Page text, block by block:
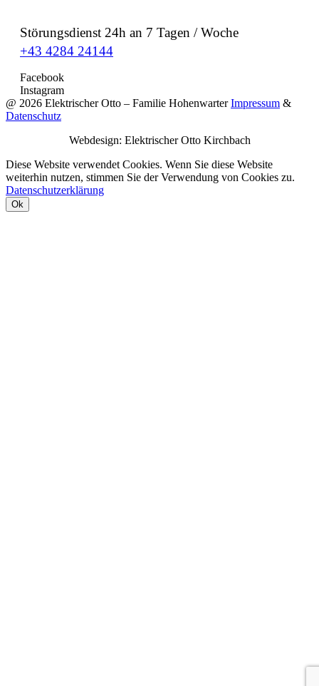
Störungsdienst 24h an 7 Tagen / Woche
+43 4284 24144
Facebook
Instagram
@ 2026 Elektrischer Otto – Familie HohenwarterImpressum &
Datenschutz
Webdesign: Elektrischer Otto Kirchbach
Diese Website verwendet Cookies. Wenn Sie diese Website
weiterhin nutzen, stimmen Sie der Verwendung von Cookies zu.
Datenschutzerklärung
Ok